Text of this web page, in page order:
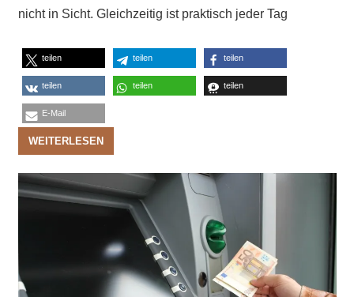
nicht in Sicht. Gleichzeitig ist praktisch jeder Tag
teilen teilen teilen
teilen teilen teilen
E-Mail
WEITERLESEN